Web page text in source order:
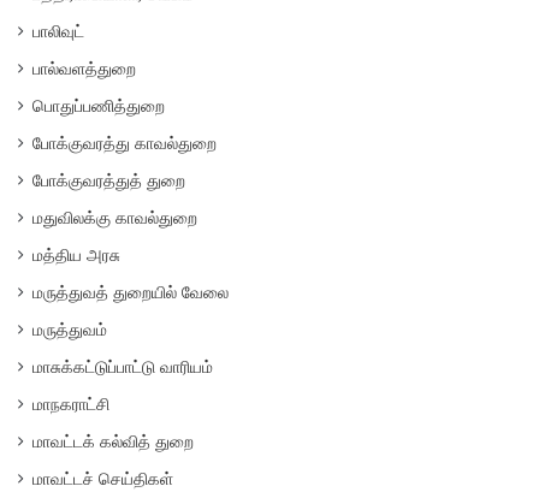
பாலிவுட்
பால்வளத்துறை
பொதுப்பணித்துறை
போக்குவரத்து காவல்துறை
போக்குவரத்துத் துறை
மதுவிலக்கு காவல்துறை
மத்திய அரசு
மருத்துவத் துறையில் வேலை
மருத்துவம்
மாசுக்கட்டுப்பாட்டு வாரியம்
மாநகராட்சி
மாவட்டக் கல்வித் துறை
மாவட்டச் செய்திகள்